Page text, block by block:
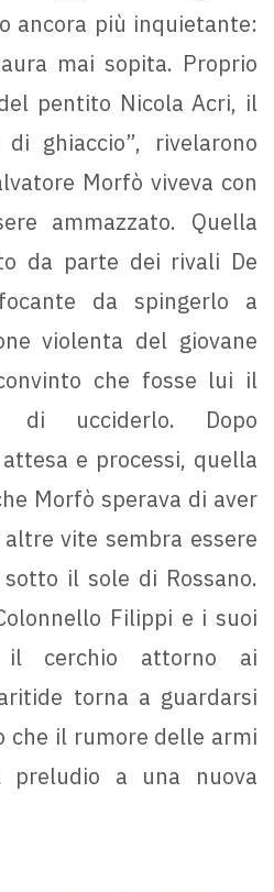
ancora più inquietante:
mai sopita. Proprio
pentito Nicola Acri, il
di ghiaccio”, rivelarono
Morfò viveva con
ammazzato. Quella
da parte dei rivali De
da spingerlo a
violenta del giovane
che fosse lui il
di ucciderlo. Dopo
e processi, quella
Morfò sperava di aver
vite sembra essere
il sole di Rossano.
Filippi e i suoi
il cerchio attorno ai
torna a guardarsi
che il rumore delle armi
a una nuova